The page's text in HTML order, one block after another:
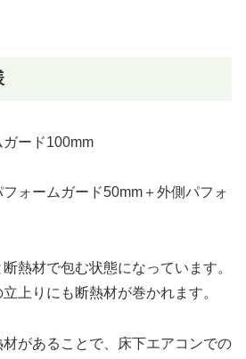
ード100mm
ォームガード50mm＋外側パフォ
熱材で包む状態になっています。
上りにも断熱材が巻かれます。
があることで、床下エアコンでの